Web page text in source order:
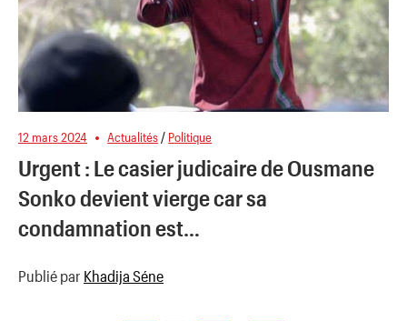
12 mars 2024 Actualités / Politique
Urgent : Le casier judicaire de Ousmane
Sonko devient vierge car sa
condamnation est…
Publié par Khadija Séne